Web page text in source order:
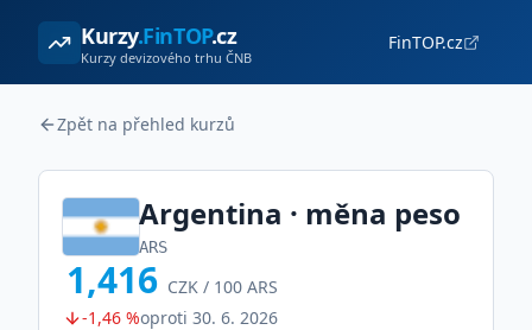
Kurzy.FinTOP.cz
Kurzy devizového trhu ČNB
FinTOP.cz
Zpět na přehled kurzů
Argentina · měna peso
ARS
1,416 CZK / 100 ARS
-1,46 %oproti 30. 6. 2026